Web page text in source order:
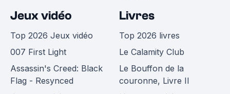
Jeux vidéo
Top 2026 Jeux vidéo
007 First Light
Assassin's Creed: Black
Flag - Resynced
Livres
Top 2026 livres
Le Calamity Club
Le Bouffon de la
couronne, Livre II